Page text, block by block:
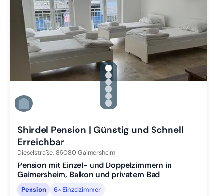
gallery.slide_selector
Zu Slide 1 wechseln
Zu Slide 2 wechseln
Zu Slide 3 wechseln
Zu Slide 4 wechseln
Zu Slide 5 wechseln
Zu Slide 6 wechseln
Shirdel Pension | Günstig und Schnell
Erreichbar
Dieselstraße, 85080 Gaimersheim
Pension mit Einzel- und Doppelzimmern in
Gaimersheim, Balkon und privatem Bad
Pension
6× Einzelzimmer